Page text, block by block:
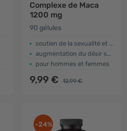
Complexe de Maca
1200 mg
90 gélules
soutien de la sexualité et de la fertilité
augmentation du désir sexuel
pour hommes et femmes
9,99 € 12,99 €
-24%